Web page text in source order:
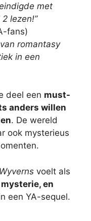
met
lezen!”
fans)
romantasy
in een
deel een must-
anders willen
. De wereld
ook mysterieus
voelt als
en
een YA-sequel.